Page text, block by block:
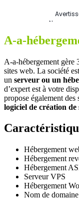
A-a-
A-a-hébergement gère
sites web. La société
un serveur ou un
d’expert est à votre
propose également
logiciel de création de
Hébergement
Hébergement
Hébergement
Serveur VPS
Hébergement
Nom de domaine